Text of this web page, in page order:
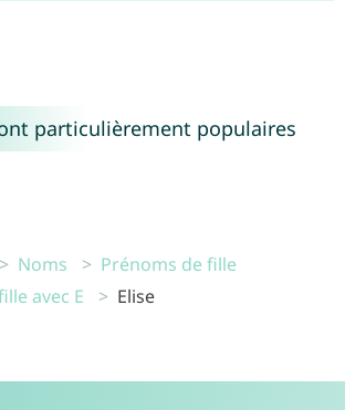
particulièrement populaires
Noms
Prénoms de fille
avec E
Elise